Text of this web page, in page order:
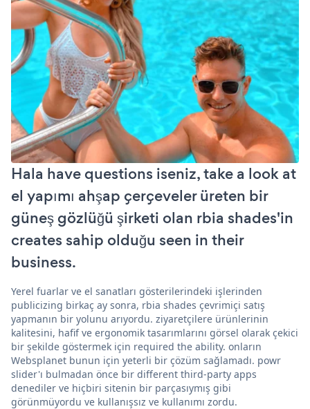
Hala have questions iseniz, take a look at
el yapımı ahşap çerçeveler üreten bir
güneş gözlüğü şirketi olan rbia shades'in
creates sahip olduğu seen in their
business.
Yerel fuarlar ve el sanatları gösterilerindeki işlerinden
publicizing birkaç ay sonra, rbia shades çevrimiçi satış
yapmanın bir yolunu arıyordu. ziyaretçilere ürünlerinin
kalitesini, hafif ve ergonomik tasarımlarını görsel olarak çekici
bir şekilde göstermek için required the ability. onların
Websplanet bunun için yeterli bir çözüm sağlamadı. powr
slider'ı bulmadan önce bir different third-party apps
denediler ve hiçbiri sitenin bir parçasıymış gibi
görünmüyordu ve kullanışsız ve kullanımı zordu.